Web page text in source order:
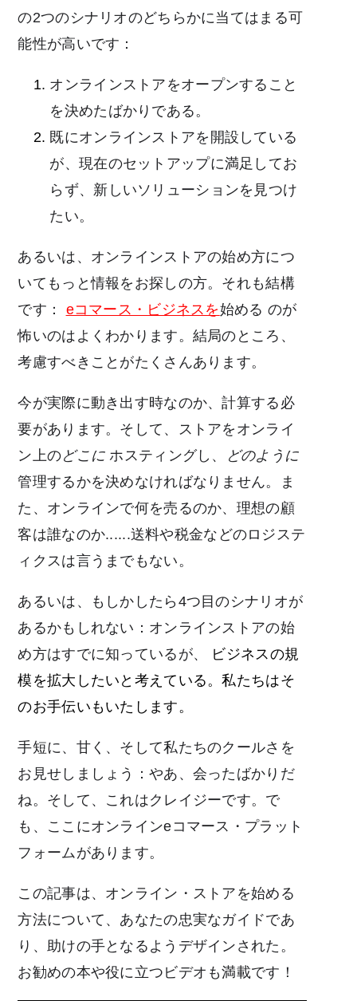
の2つのシナリオのどちらかに当てはまる可
能性が高いです：
オンラインストアをオープンすること
を決めたばかりである。
既にオンラインストアを開設している
が、現在のセットアップに満足してお
らず、新しいソリューションを見つけ
たい。
あるいは、オンラインストアの始め方につ
いてもっと情報をお探しの方。それも結構
です： eコマース・ビジネスを始める のが
怖いのはよくわかります。結局のところ、
考慮すべきことがたくさんあります。
今が実際に動き出す時なのか、計算する必
要があります。そして、ストアをオンライ
ン上のどこに ホスティングし、
どのように
管理するかを決めなければなりません。ま
た、オンラインで何を売るのか、理想の顧
客は誰なのか......送料や税金などのロジステ
ィクスは言うまでもない。
あるいは、もしかしたら4つ目のシナリオが
あるかもしれない：オンラインストアの始
め方はすでに知っているが、
ビジネスの規
模を拡大したいと考えている。私たちはそ
のお手伝いもいたします。
手短に、甘く、そして私たちのクールさを
お見せしましょう：やあ、会ったばかりだ
ね。そして、これはクレイジーです。で
も、ここにオンラインeコマース・プラット
フォームがあります。
この記事は、オンライン・ストアを始める
方法について、あなたの忠実なガイドであ
り、助けの手となるようデザインされた。
お勧めの本や役に立つビデオも満載です！